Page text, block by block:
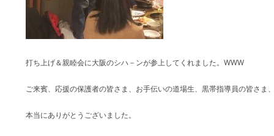
打ち上げ＆親睦会に大阪のシハ－ンが参上してくれました。WWW
ご来賓、応援の保護者の皆さま、お手伝いの道場生、黒帯指導員の皆さま
本当にありがとうございました。